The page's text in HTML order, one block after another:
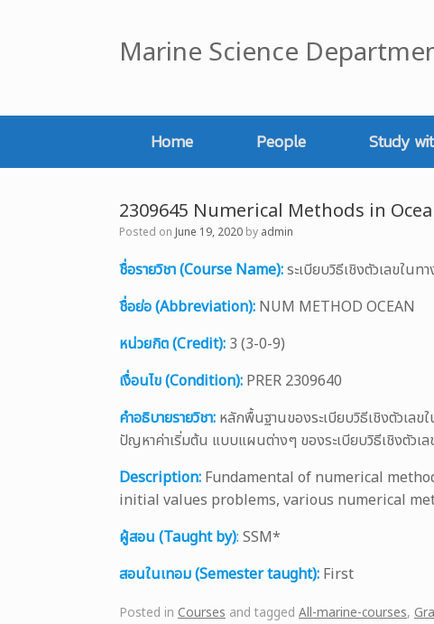
Marine Science
Home People Study
2309645 Numerical Methods in
Posted on June 19, 2020 by admin
ชื่อรายวิชา (Course Name):ระเบียบวิธีเชิงตัวเลขใ
ชื่อย่อ (Abbreviation): NUM METHOD OCEAN
หน่วยกิต (Credit): 3 (3-0-9)
เงื่อนไข (Condition): PRER 2309640
คำอธิบายรายวิชา: หลักพื้นฐานของระเบียบวิธีเชิงตัวเล
ปัญหาค่าเริ่มต้น แบบแผนต่างๆ ของระเบียบวิธีเชิงตัวเ
Description: Fundamental of numerical
initial values problems, various numerical
ผู้สอน (Taught by): SSM*
สอนในเทอม (Semester taught): First
Posted in Courses and tagged All-marine-courses,